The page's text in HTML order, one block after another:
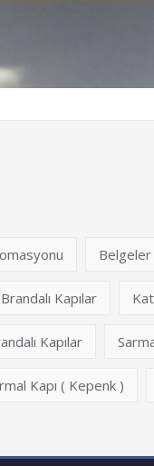
Belgeler
Kapılar
Kapılar
Kapı ( Kepenk )